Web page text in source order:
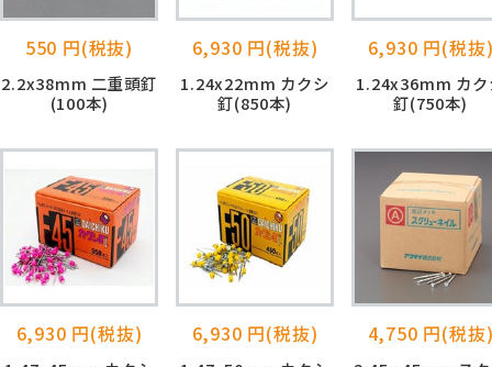
550 円(税抜)
2.2x38mm 二重頭釘
(100本)
6,930 円(税抜)
1.24x22mm カクシ
釘(850本)
6,930 円(税抜
1.24x36mm カク
釘(750本)
6,930 円(税抜) 6,930 円(税抜) 4,750 円(税抜